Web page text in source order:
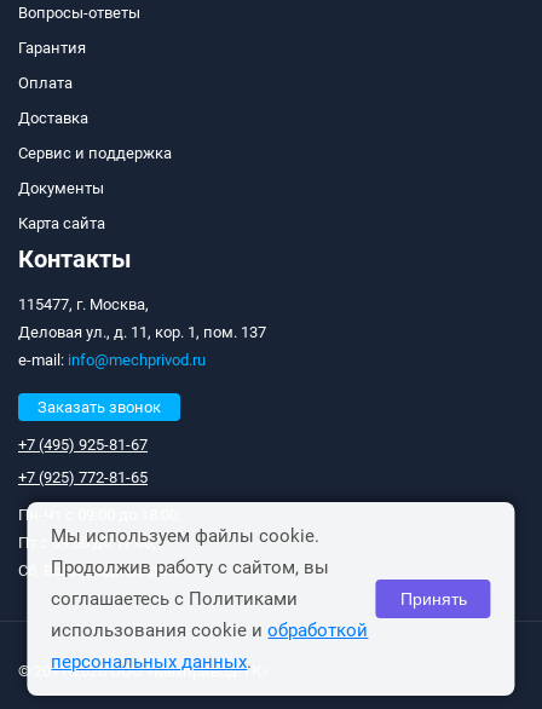
Вопросы-ответы
Гарантия
Оплата
Доставка
Сервис и поддержка
Документы
Карта сайта
Контакты
115477, г. Москва,
Деловая ул., д. 11, кор. 1, пом. 137
e-mail: info@mechprivod.ru
Заказать звонок
+7 (495) 925-81-67
+7 (925) 772-81-65
Пн-Чт с 09:00 до 18:00;
Пт с 09:00 до 17:00;
Сб, Вс: выходные дни.
© 2011-2026 ООО «Мехпривод-ТК»
Мы используем файлы cookie.
Продолжив работу с сайтом, вы
соглашаетесь с Политиками
использования cookie иобработкой
персональных данных.
Принять